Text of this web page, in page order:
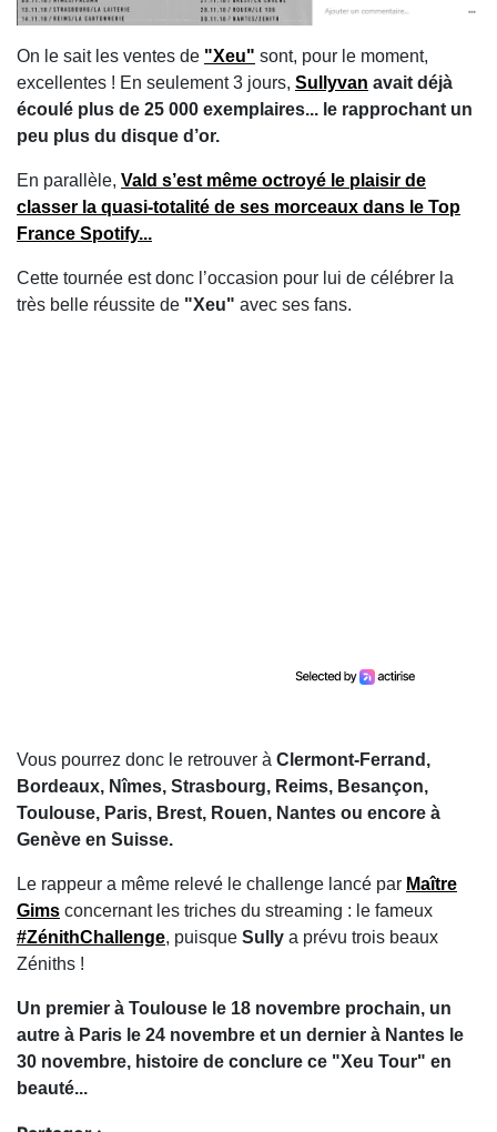
On le sait les ventes de "Xeu" sont, pour le moment,
excellentes ! En seulement 3 jours, Sullyvan avait déjà
écoulé plus de 25 000 exemplaires... le rapprochant un
peu plus du disque d’or.
En parallèle, Vald s’est même octroyé le plaisir de
classer la quasi-totalité de ses morceaux dans le Top
France Spotify...
Cette tournée est donc l’occasion pour lui de célébrer la
très belle réussite de "Xeu" avec ses fans.
Vous pourrez donc le retrouver à Clermont-Ferrand,
Bordeaux, Nîmes, Strasbourg, Reims, Besançon,
Toulouse, Paris, Brest, Rouen, Nantes ou encore à
Genève en Suisse.
Le rappeur a même relevé le challenge lancé par Maître
Gims concernant les triches du streaming : le fameux
#ZénithChallenge, puisque Sully a prévu trois beaux
Zéniths !
Un premier à Toulouse le 18 novembre prochain, un
autre à Paris le 24 novembre et un dernier à Nantes le
30 novembre, histoire de conclure ce "Xeu Tour" en
beauté...